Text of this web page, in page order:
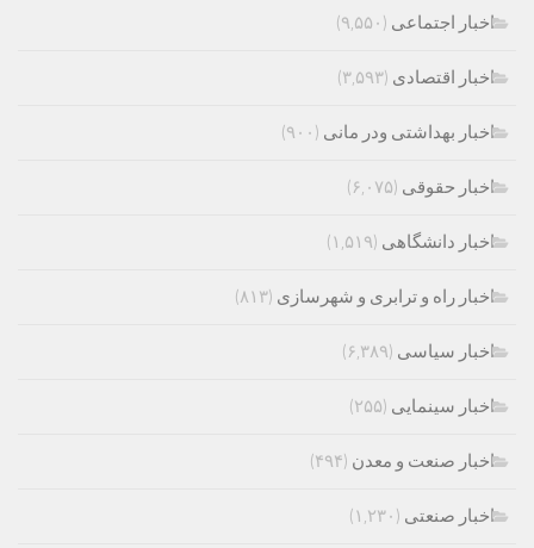
اخبار اجتماعی (۹,۵۵۰)
اخبار اقتصادی (۳,۵۹۳)
اخبار بهداشتی ودر مانی (۹۰۰)
اخبار حقوقی (۶,۰۷۵)
اخبار دانشگاهی (۱,۵۱۹)
اخبار راه و ترابری و شهرسازی (۸۱۳)
اخبار سیاسی (۶,۳۸۹)
اخبار سینمایی (۲۵۵)
اخبار صنعت و معدن (۴۹۴)
اخبار صنعتی (۱,۲۳۰)